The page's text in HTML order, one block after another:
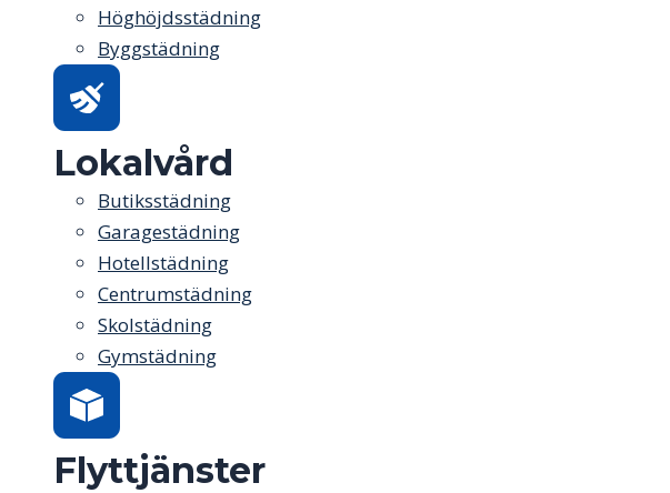
Höghöjdsstädning
Byggstädning
Lokalvård
Butiksstädning
Garagestädning
Hotellstädning
Centrumstädning
Skolstädning
Gymstädning
Flyttjänster